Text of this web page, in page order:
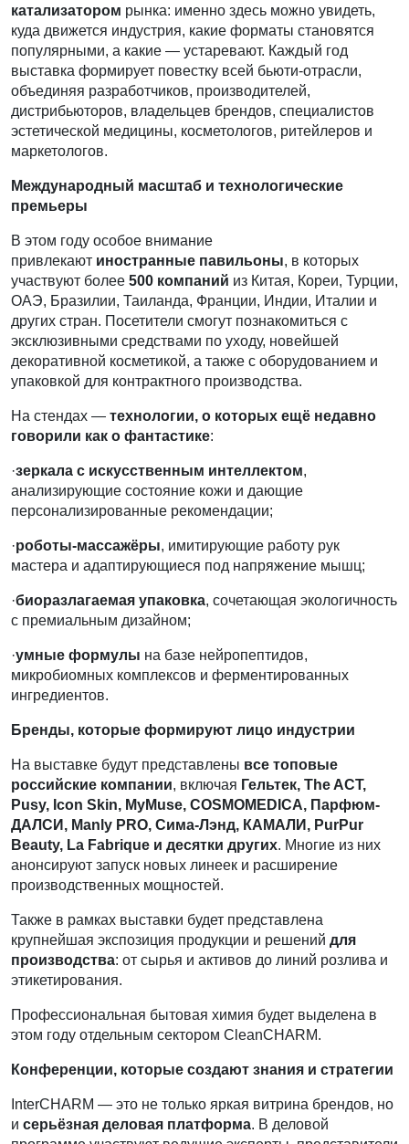
катализатором рынка: именно здесь можно увидеть,
куда движется индустрия, какие форматы становятся
популярными, а какие — устаревают. Каждый год
выставка формирует повестку всей бьюти-отрасли,
объединяя разработчиков, производителей,
дистрибьюторов, владельцев брендов, специалистов
эстетической медицины, косметологов, ритейлеров и
маркетологов.
Международный масштаб и технологические
премьеры
В этом году особое внимание
привлекают иностранные павильоны, в которых
участвуют более 500 компаний из Китая, Кореи, Турции,
ОАЭ, Бразилии, Таиланда, Франции, Индии, Италии и
других стран. Посетители смогут познакомиться с
эксклюзивными средствами по уходу, новейшей
декоративной косметикой, а также с оборудованием и
упаковкой для контрактного производства.
На стендах — технологии, о которых ещё недавно
говорили как о фантастике:
·зеркала с искусственным интеллектом,
анализирующие состояние кожи и дающие
персонализированные рекомендации;
·роботы-массажёры, имитирующие работу рук
мастера и адаптирующиеся под напряжение мышц;
·биоразлагаемая упаковка, сочетающая экологичность
с премиальным дизайном;
·умные формулы на базе нейропептидов,
микробиомных комплексов и ферментированных
ингредиентов.
Бренды, которые формируют лицо индустрии
На выставке будут представлены все топовые
российские компании, включая Гельтек, The ACT,
Pusy, Icon Skin, MyMuse, COSMOMEDICA, Парфюм-
ДАЛСИ, Manly PRO, Сима-Лэнд, КАМАЛИ, PurPur
Beauty, La Fabrique и десятки других. Многие из них
анонсируют запуск новых линеек и расширение
производственных мощностей.
Также в рамках выставки будет представлена
крупнейшая экспозиция продукции и решений для
производства: от сырья и активов до линий розлива и
этикетирования.
Профессиональная бытовая химия будет выделена в
этом году отдельным сектором CleanCHARM.
Конференции, которые создают знания и стратегии
InterCHARM — это не только яркая витрина брендов, но
и серьёзная деловая платформа. В деловой